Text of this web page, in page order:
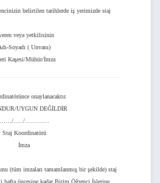
belirtilen tarihlerde iş yerimizde staj
veya yetkilisinin
Soyadı ( Unvanı)
Kaşesi/Mühür/İmza
onaylanacaktır.
UYGUN DEĞİLDİR
……/…../…………
Staj Koordinatörü
İmza
(tüm imzaları tamamlanmış bir şekilde) staj
hafta öncesine kadar Birim Öğrenci İşlerine